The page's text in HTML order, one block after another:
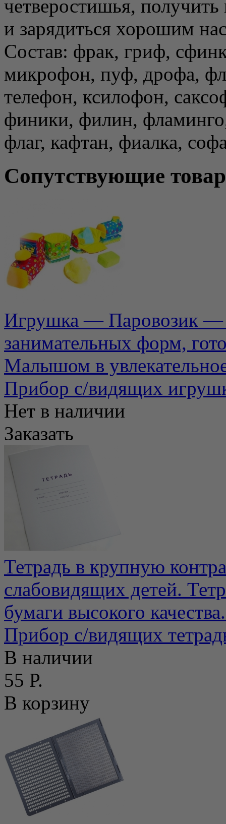
четверостишья,
и зарядиться хорошим
Состав: фрак, гриф,
микрофон, пуф, дрофа,
телефон, ксилофон,
финики, филин,
флаг, кафтан, фиалка,
Сопутствующие
Игрушка — Паровозик —
занимательных форм,
Малышом в
Прибор с/видящих
Нет в наличии
Заказать
Тетрадь в крупную
слабовидящих детей.
бумаги высокого
Прибор с/видящих
В наличии
55 Р.
В корзину